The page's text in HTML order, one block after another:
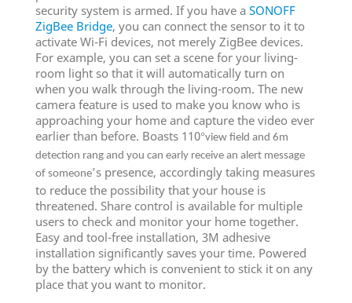
security system is armed. If you have a SONOFF
ZigBee Bridge, you can connect the sensor to it to
activate Wi-Fi devices, not merely ZigBee devices.
For example, you can set a scene for your living-
room light so that it will automatically turn on
when you walk through the living-room. The new
camera feature is used to make you know who is
approaching your home and capture the video ever
earlier than before. Boasts 110°view field and 6m
detection rang and you can early receive an alert message
of someone’s presence, accordingly taking measures
to reduce the possibility that your house is
threatened. Share control is available for multiple
users to check and monitor your home together.
Easy and tool-free installation, 3M adhesive
installation significantly saves your time. Powered
by the battery which is convenient to stick it on any
place that you want to monitor.